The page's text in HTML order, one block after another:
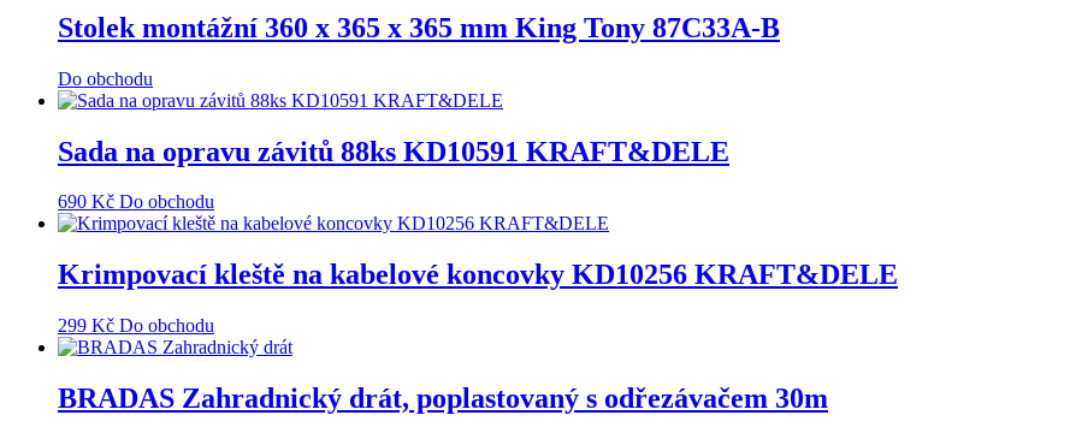
Stolek montážní 360 x 365 x 365 mm King Tony 87C33A-B
Do obchodu
Sada na opravu závitů 88ks KD10591 KRAFT&DELE
690 Kč Do obchodu
Krimpovací kleště na kabelové koncovky KD10256 KRAFT&DELE
299 Kč Do obchodu
BRADAS Zahradnický drát, poplastovaný s odřezávačem 30m